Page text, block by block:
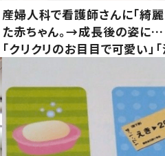
産婦人科で看護師さんに「綺
た赤ちゃん。→成長後の姿に…
「クリクリのお目目で可愛い」「